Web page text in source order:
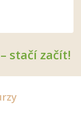
stačí začít!